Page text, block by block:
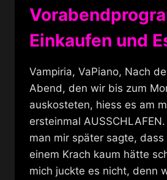
Einkaufen und
Vampiria, VaPiano, Nach
Abend, den wir bis zum
auskosteten, hiess es am
ersteinmal
man mir später sagte,
einem Krach kaum hätte
mich juckte es nicht, denn